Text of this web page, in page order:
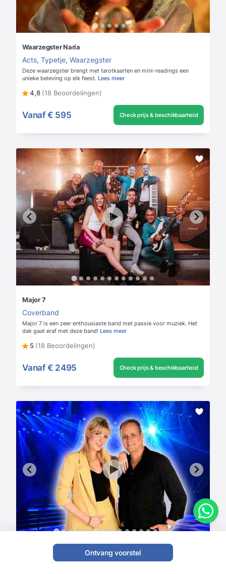
Waarzegster Naria
Acts, Typetje, Waarzegster
Deze waarzegster brengt met tarotkaarten en mini-readings een
unieke beleving op elk feest. Lees meer
4,8 (18 Beoordelingen)
Vanaf € 595 Check prijs & beschikbaarheid
Major 7
Coverband
Major 7 is een zeer enthousiaste band met passie voor muziek. Het
dak gaat eraf met deze band! Lees meer
5 (18 Beoordelingen)
Vanaf € 2495 Check prijs & beschikbaarheid
Ontvang voorstel